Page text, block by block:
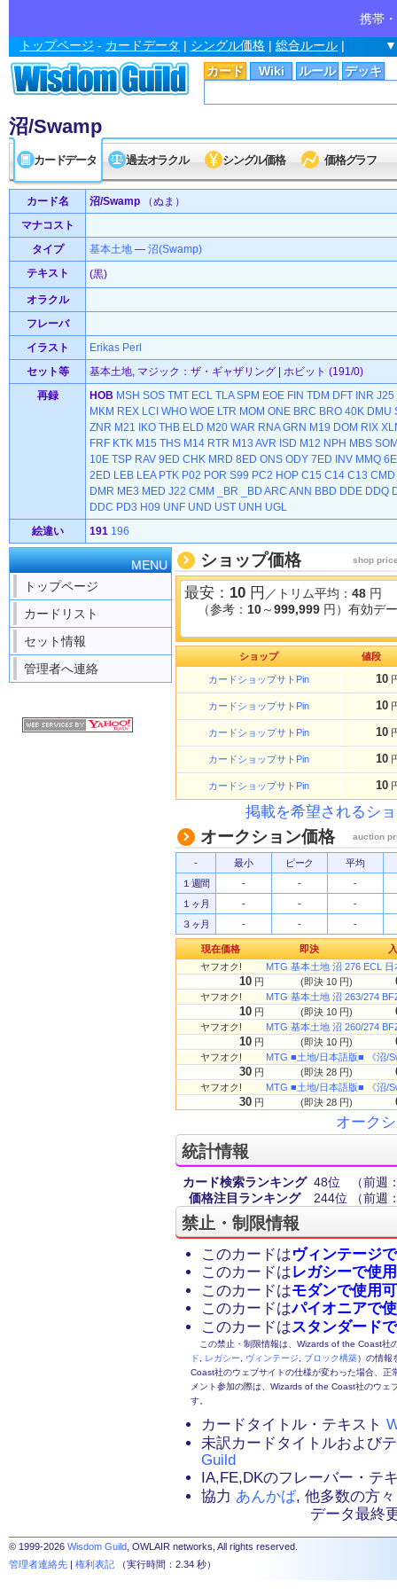
携帯
カード Wiki ルール デッキ
トップページ - カードデータ | シングル価格 | 総合ルール |
沼/Swamp
カードデータ 過去オラクル シングル価格 価格グラフ
カード名 沼/Swamp （ぬま）
マナコスト
タイプ
基本土地 — 沼(Swamp)
テキスト
(黒)
オラクル
フレーバ
イラスト
Erikas Perl
セット等
基本土地, マジック：ザ・ギャザリング | ホビット (191/0)
再録
HOB MSH SOS TMT ECL TLA SPM EOE FIN TDM DFT INR J25
MKM REX LCI WHO WOE LTR MOM ONE BRC BRO 40K DMU
ZNR M21 IKO THB ELD M20 WAR RNA GRN M19 DOM RIX
FRF KTK M15 THS M14 RTR M13 AVR ISD M12 NPH MBS
10E TSP RAV 9ED CHK MRD 8ED ONS ODY 7ED INV MMQ
2ED LEB LEA PTK P02 POR S99 PC2 HOP C15 C14 C13 CMD
DMR ME3 MED J22 CMM _BR _BD ARC ANN BBD DDE DDQ
DDC PD3 H09 UNF UND UST UNH UGL
絵違い
191 196
MENU
トップページ
カードリスト
セット情報
管理者へ連絡
ショップ価格 shop
最安： 10 円 ／トリム平均： 48 円
（参考： 10～999,999 円）有効デ
ショップ 値段
カードショップサトPin 10
カードショップサトPin 10
カードショップサトPin 10
カードショップサトPin 10
カードショップサトPin 10
掲載を希望されるシ
オークション価格 auction
- 最小 ピーク
平均
１週間
- -
-
１ヶ月
- -
-
３ヶ月
- - -
現在価格 即決
ヤフオク!
MTG 基本土地 沼 276 ECL
10 円 (即決 10 円)
ヤフオク! MTG 基本土地 沼 263/274
10 円 (即決 10 円)
ヤフオク! MTG 基本土地 沼 260/274
10 円 (即決 10 円)
ヤフオク! MTG ■土地/日本語版■ 《沼/
30 円 (即決 28 円)
ヤフオク! MTG ■土地/日本語版■ 《沼/
30 円 (即決 28 円)
オーク
統計情報
カード検索ランキング 48位
（前週
価格注目ランキング
244位 （前週
禁止・制限情報
このカードはヴィンテージ
このカードはレガシーで使
このカードはモダンで使用
このカードはパイオニアで
このカードはスタンダード
この禁止・制限情報は、Wizards of the Coast社
ド
レガシー ヴィンテージ ブロック構築）の情報
Coast社のウェブサイトの仕様が変わった場合、
メント参加の際は、Wizards of the Coast社のウェ
す。
カードタイトル・テキスト
未訳カードタイトルおよび
Guild
IA,FE,DKのフレーバー・テ
協力 あんかば, 他多数の方々
データ最終
© 1999-2026 Wisdom Guild , OWLAIR networks, All rights reserved.
管理者連絡先 | 権利表記 （実行時間：2.34 秒）